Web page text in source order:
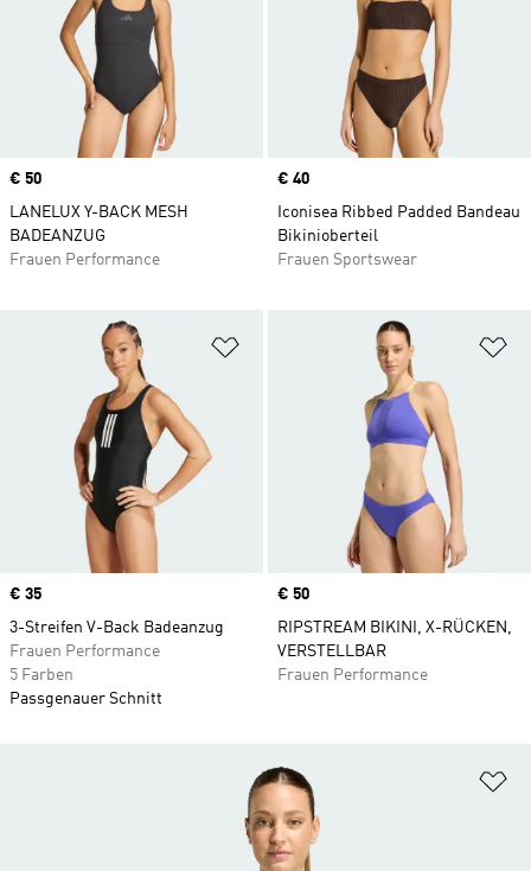
Price
€ 50
LANELUX Y-BACK MESH
BADEANZUG
Frauen Performance
Price
€ 40
Iconisea Ribbed Padded Bandeau
Bikinioberteil
Frauen Sportswear
Zur Wunschliste hinzufügen
Price
€ 35
3-Streifen V-Back Badeanzug
Frauen Performance
5 Farben
Passgenauer Schnitt
Price
€ 50
RIPSTREAM BIKINI, X-RÜCKEN,
VERSTELLBAR
Frauen Performance